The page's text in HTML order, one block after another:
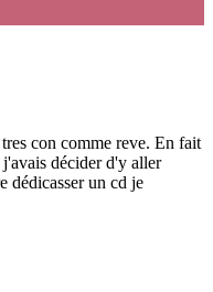
con comme reve. En fait
j'avais décider d'y aller
dédicasser un cd je